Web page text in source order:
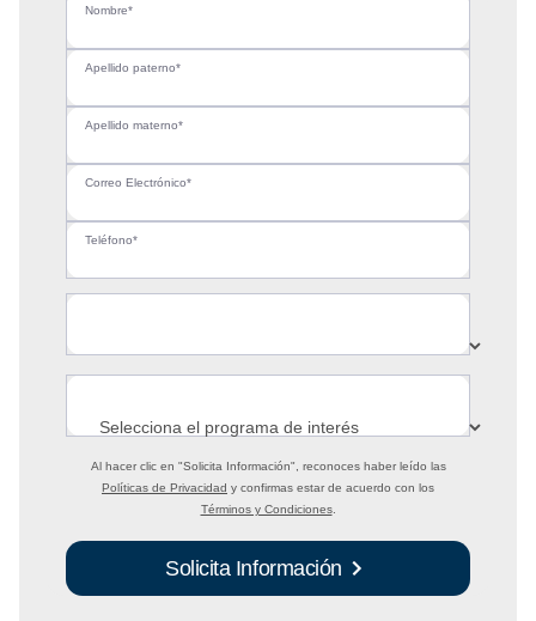
Nombre*
Apellido paterno*
Apellido materno*
Correo Electrónico*
Teléfono*
Al hacer clic en "Solicita Información" , reconoces haber leído las
Políticas de Privacidad y confirmas estar de acuerdo con los
Términos y Condiciones.
Solicita Información